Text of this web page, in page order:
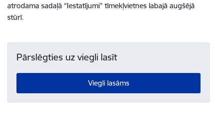
atrodama sadaļā “Iestatījumi” tīmekļvietnes labajā augšējā
stūrī.
Pārslēgties uz viegli lasīt
Viegli lasāms